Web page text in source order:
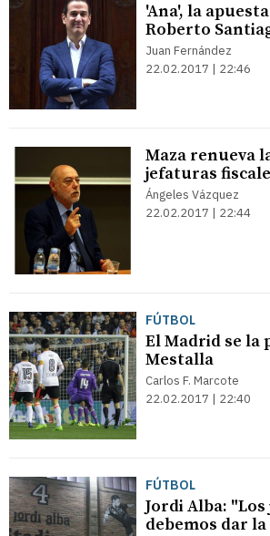
'Ana', la
Roberto
Juan Fernández
22.02.2017 | 22:46
Maza renueva
jefaturas
Ángeles Vázquez
22.02.2017 | 22:44
FÚTBOL
El Madrid se la
Mestalla
Carlos F. Marcote
22.02.2017 | 22:40
FÚTBOL
Jordi Alba:
debemos dar la